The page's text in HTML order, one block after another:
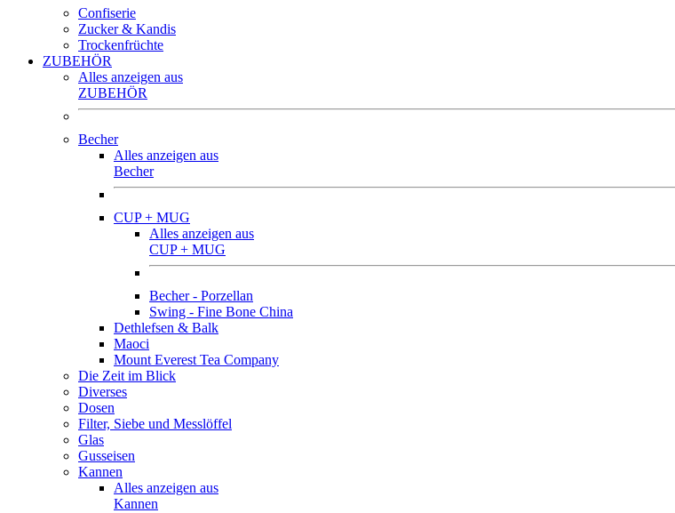
Confiserie
Zucker & Kandis
Trockenfrüchte
ZUBEHÖR
Alles anzeigen aus
ZUBEHÖR
Becher
Alles anzeigen aus
Becher
CUP + MUG
Alles anzeigen aus
CUP + MUG
Becher - Porzellan
Swing - Fine Bone China
Dethlefsen & Balk
Maoci
Mount Everest Tea Company
Die Zeit im Blick
Diverses
Dosen
Filter, Siebe und Messlöffel
Glas
Gusseisen
Kannen
Alles anzeigen aus
Kannen